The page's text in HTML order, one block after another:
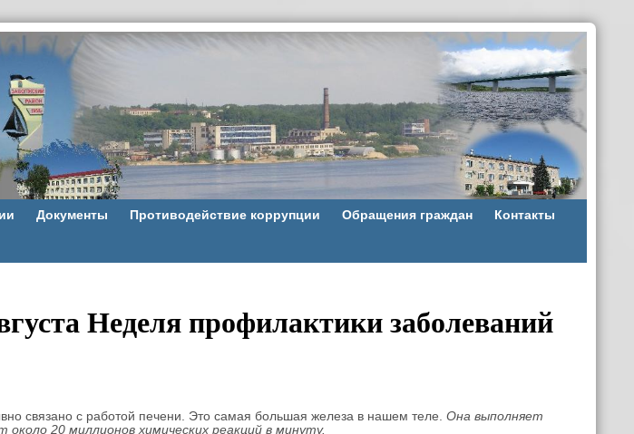
Документы Противодействие коррупции Обращения граждан Контакты
Неделя профилактики заболеваний
связано с работой печени. Это самая большая железа в нашем теле. Она выполняет
около 20 миллионов химических реакций в минуту.